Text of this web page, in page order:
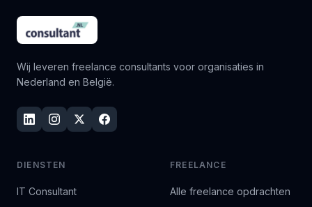
Wij leveren freelance consultants voor organisaties in
Nederland en België.
DIENSTEN
IT Consultant
FREELANCE
Alle freelance opdrachten